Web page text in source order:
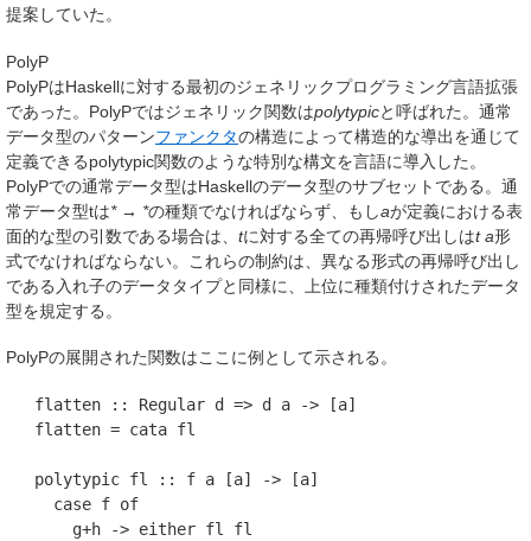
提案していた。
PolyP
PolyPはHaskellに対する最初のジェネリックプログラミング言語拡張
であった。PolyPではジェネリック関数はpolytypicと呼ばれた。通常
データ型のパターンファンクタの構造によって構造的な導出を通じて
定義できるpolytypic関数のような特別な構文を言語に導入した。
PolyPでの通常データ型はHaskellのデータ型のサブセットである。通
常データ型tは* → *の種類でなければならず、もしaが定義における表
面的な型の引数である場合は、 tに対する全ての再帰呼び出しはt a形
式でなければならない。これらの制約は、異なる形式の再帰呼び出し
である入れ子のデータタイプと同様に、上位に種類付けされたデータ
型を規定する。
PolyPの展開された関数はここに例として示される。
   flatten :: Regular d => d a -> [a]
   flatten = cata fl
   polytypic fl :: f a [a] -> [a]
     case f of
       g+h -> either fl fl